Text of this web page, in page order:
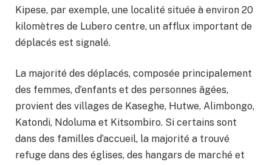
Kipese, par exemple, une localité située à environ 20
kilomètres de Lubero centre, un afflux important de
déplacés est signalé.
La majorité des déplacés, composée principalement
des femmes, d’enfants et des personnes âgées,
provient des villages de Kaseghe, Hutwe, Alimbongo,
Katondi, Ndoluma et Kitsombiro. Si certains sont
dans des familles d’accueil, la majorité a trouvé
refuge dans des églises, des hangars de marché et